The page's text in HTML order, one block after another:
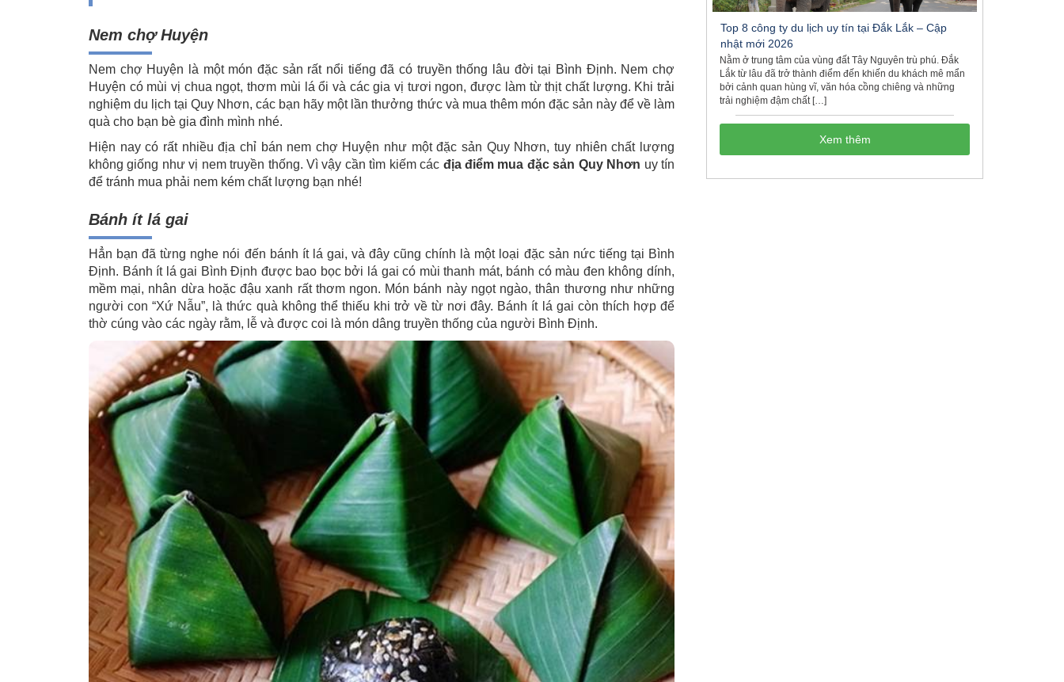
Nem chợ Huyện
Nem chợ Huyện là một món đặc sản rất nổi tiếng đã có truyền thống lâu đời tại Bình Định. Nem chợ
Huyện có mùi vị chua ngọt, thơm mùi lá ổi và các gia vị tươi ngon, được làm từ thịt chất lượng. Khi trải
nghiệm du lịch tại Quy Nhơn, các bạn hãy một lần thưởng thức và mua thêm món đặc sản này để về làm
quà cho bạn bè gia đình mình nhé.
Hiện nay có rất nhiều địa chỉ bán nem chợ Huyện như một đặc sản Quy Nhơn, tuy nhiên chất lượng
không giống như vị nem truyền thống. Vì vậy cần tìm kiếm các địa điểm mua đặc sản Quy Nhơn uy tín
để tránh mua phải nem kém chất lượng bạn nhé!
Bánh ít lá gai
Hẳn bạn đã từng nghe nói đến bánh ít lá gai, và đây cũng chính là một loại đặc sản nức tiếng tại Bình
Định. Bánh ít lá gai Bình Định được bao bọc bởi lá gai có mùi thanh mát, bánh có màu đen không dính,
mềm mại, nhân dừa hoặc đậu xanh rất thơm ngon. Món bánh này ngọt ngào, thân thương như những
người con “Xứ Nẫu”, là thức quà không thể thiếu khi trở về từ nơi đây. Bánh ít lá gai còn thích hợp để
thờ cúng vào các ngày rằm, lễ và được coi là món dâng truyền thống của người Bình Định.
Top 8 công ty du lịch uy tín tại Đắk Lắk – Cập
nhật mới 2026
Nằm ở trung tâm của vùng đất Tây Nguyên trù phú. Đắk
Lắk từ lâu đã trở thành điểm đến khiến du khách mê mẩn
bởi cảnh quan hùng vĩ, văn hóa cồng chiêng và những
trải nghiệm đậm chất […]